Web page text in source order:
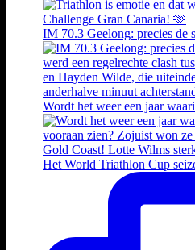
IM 70.3 Geelong: precies de
Wordt het weer een jaar
Het World Triathlon Cup